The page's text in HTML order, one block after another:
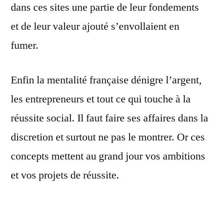
dans ces sites une partie de leur fondements
et de leur valeur ajouté s’envollaient en
fumer.
Enfin la mentalité française dénigre l’argent,
les entrepreneurs et tout ce qui touche à la
réussite social. Il faut faire ses affaires dans la
discretion et surtout ne pas le montrer. Or ces
concepts mettent au grand jour vos ambitions
et vos projets de réussite.